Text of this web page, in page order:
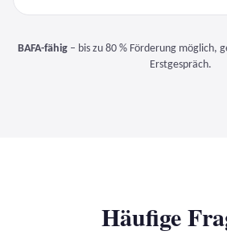
BAFA-fähig– bis zu 80 % Förderung möglich,
Erstgespräch.
Häufige